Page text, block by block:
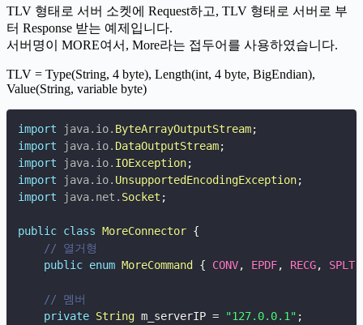
TLV 형태로 서버 소켓에 Request하고, TLV 형태로 서버로 부
터 Response 받는 예제입니다.
서버명이 MORE여서, More라는 접두어를 사용하였습니다.
TLV = Type(String, 4 byte), Length(int, 4 byte, BigEndian),
Value(String, variable byte)
import java. io. ByteArrayOutputStream;
import
java. io. DataOutputStream;
import
java. io. IOException;
import
java. io. UnsupportedEncodingException;
import
java. net . Socket ;
public class MoreConnector {
// 열거형
public enum MoreCommand { CONV, EPDF, RECG, SPLT,
// 멤버
private String m_serverIP = "127.0.0.1" ;